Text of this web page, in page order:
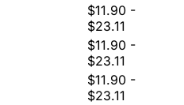
$11.90 -
$23.11
$11.90 -
$23.11
$11.90 -
$23.11